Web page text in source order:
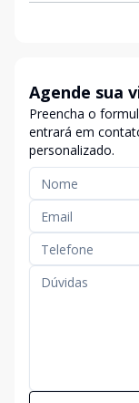
Agende sua
Preencha o
entrará em
personalizado.